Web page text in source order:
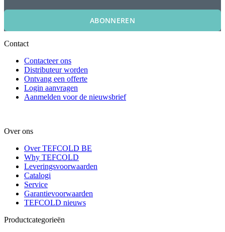
ABONNEREN
Contact
Contacteer ons
Distributeur worden
Ontvang een offerte
Login aanvragen
Aanmelden voor de nieuwsbrief
Over ons
Over TEFCOLD BE
Why TEFCOLD
Leveringsvoorwaarden
Catalogi
Service
Garantievoorwaarden
TEFCOLD nieuws
Productcategorieën